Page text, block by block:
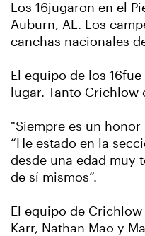
Los 16jugaron en el
Auburn, AL. Los
canchas nacionales
El equipo de los
lugar. Tanto
"Siempre es un
“He estado en la
desde una edad muy
de sí mismos”.
El equipo de
Karr, Nathan Mao y